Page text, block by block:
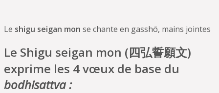
Le shigu seigan mon se chante en gasshō, mains jointes
Le Shigu seigan mon (四弘誓願文)
exprime les 4 vœux de base du
bodhisattva :